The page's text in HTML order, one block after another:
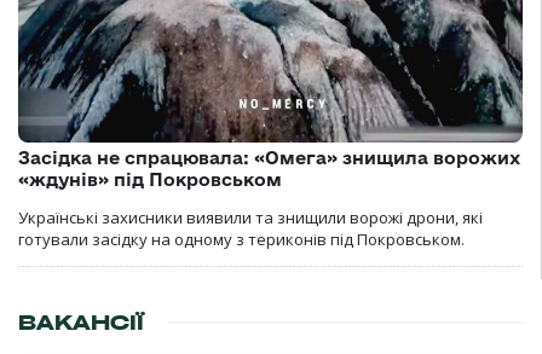
Засідка не спрацювала: «Омега» знищила ворожих
«ждунів» під Покровськом
Українські захисники виявили та знищили ворожі дрони, які
готували засідку на одному з териконів під Покровськом.
ВАКАНСІЇ